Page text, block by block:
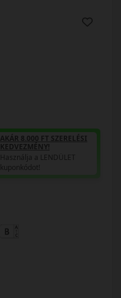
AKÁR 8.000 FT SZERELÉSI
KEDVEZMÉNY!
Használja a LENDÜLET
kuponkódot!